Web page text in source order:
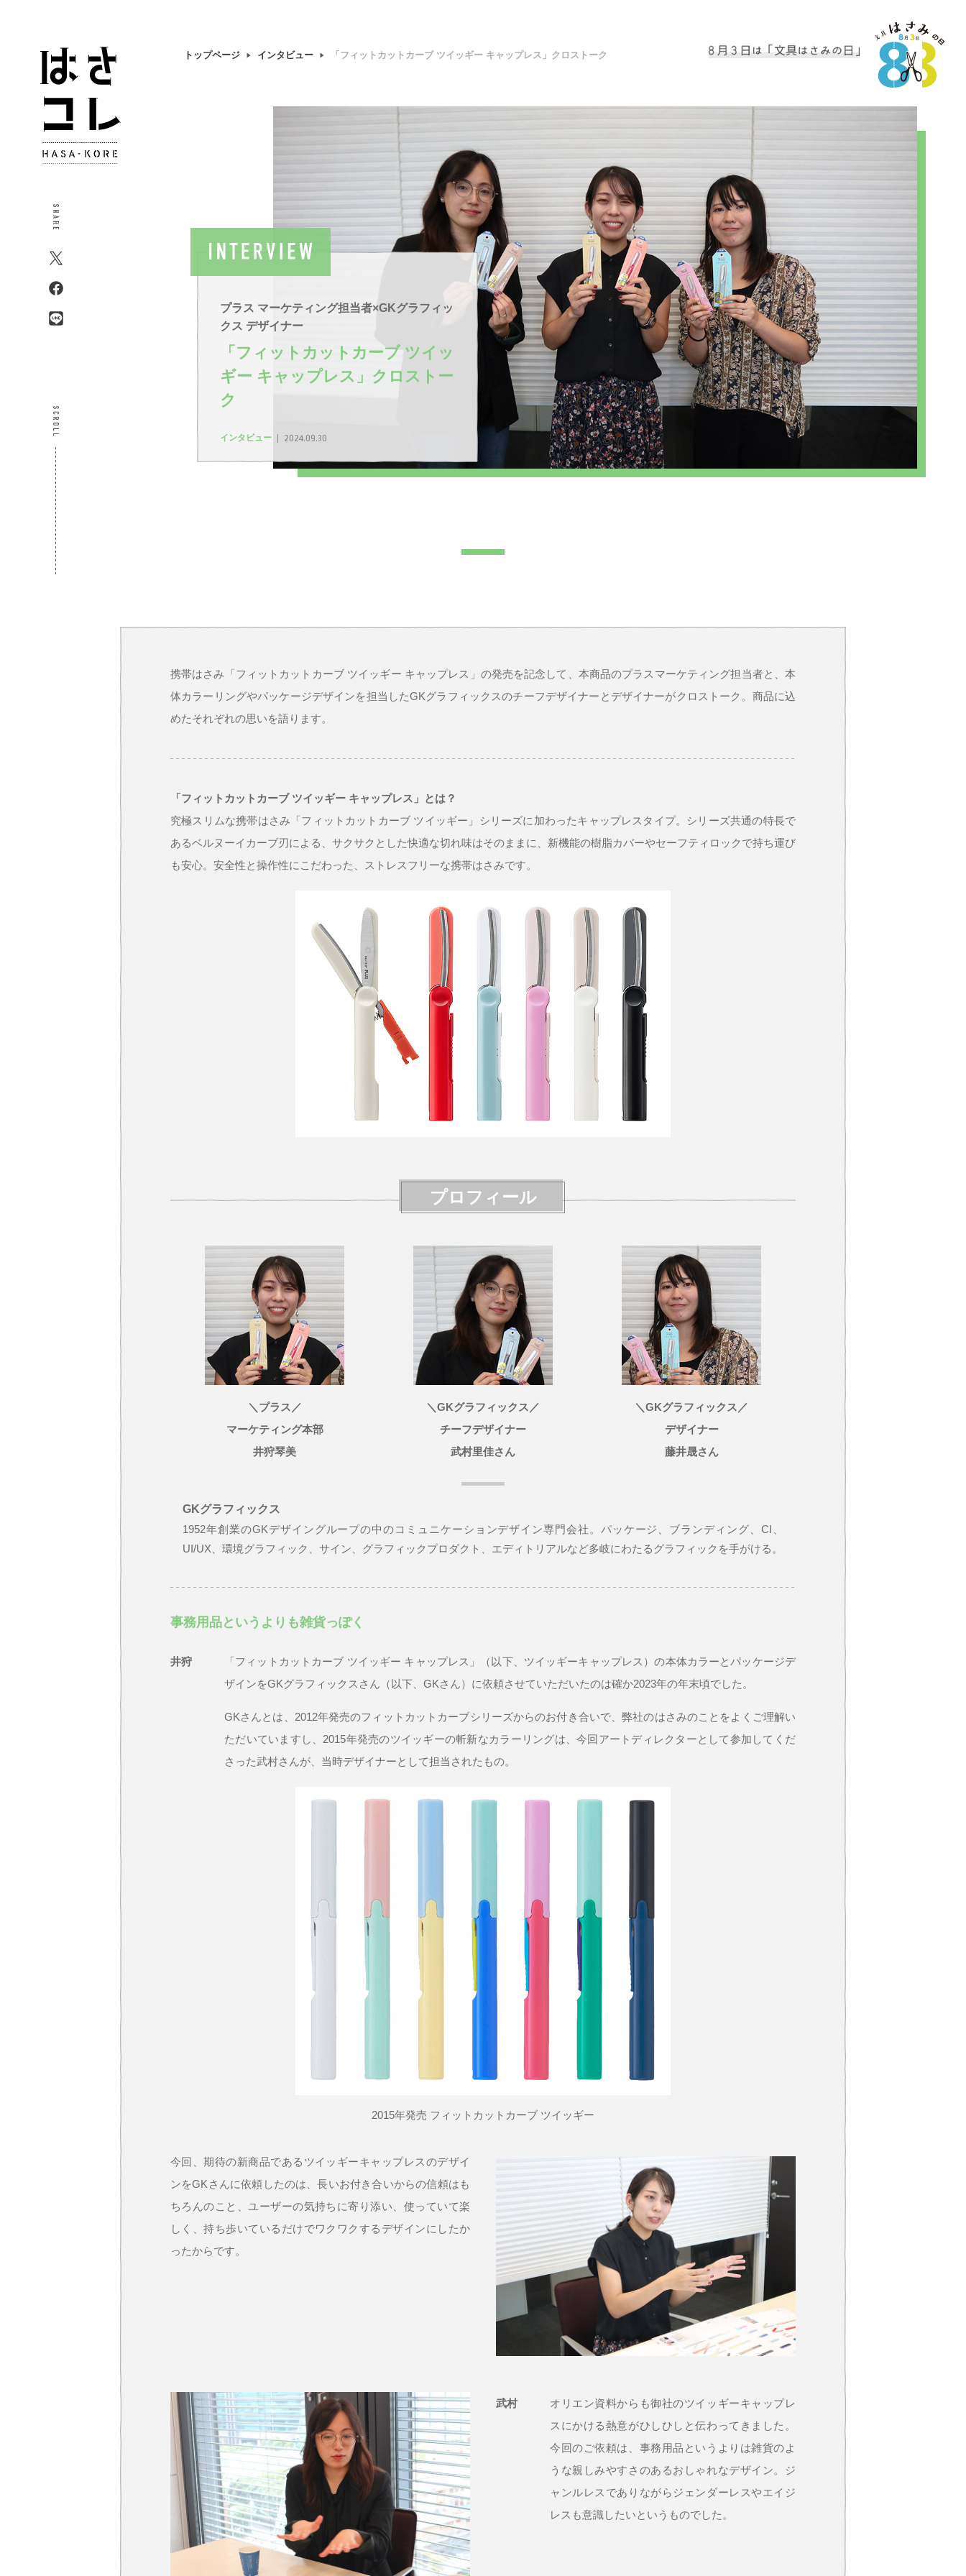
トップページ インタビュー 「フィットカットカーブ ツイッギー キャップレス」クロストーク
プラス マーケティング担当者×GKグラフィッ
クス デザイナー
「フィットカットカーブ ツイッ
ギー キャップレス」クロストー
ク
インタビュー 2024.09.30
携帯はさみ「フィットカットカーブ ツイッギー キャップレス」の発売を記念して、本商品のプラスマーケティング担当者と、本
体カラーリングやパッケージデザインを担当したGKグラフィックスのチーフデザイナーとデザイナーがクロストーク。商品に込
めたそれぞれの思いを語ります。
「フィットカットカーブ ツイッギー キャップレス」とは？
究極スリムな携帯はさみ「フィットカットカーブ ツイッギー」シリーズに加わったキャップレスタイプ。シリーズ共通の特長で
あるベルヌーイカーブ刃による、サクサクとした快適な切れ味はそのままに、新機能の樹脂カバーやセーフティロックで持ち運び
も安心。安全性と操作性にこだわった、ストレスフリーな携帯はさみです。
プロフィール
＼プラス／
マーケティング本部
井狩琴美
＼GKグラフィックス／
チーフデザイナー
武村里佳さん
＼GKグラフィックス／
デザイナー
藤井晟さん
GKグラフィックス
1952年創業のGKデザイングループの中のコミュニケーションデザイン専門会社。パッケージ、ブランディング、CI、
UI/UX、環境グラフィック、サイン、グラフィックプロダクト、エディトリアルなど多岐にわたるグラフィックを手がける。
事務用品というよりも雑貨っぽく
井狩
「フィットカットカーブ ツイッギー キャップレス」（以下、ツイッギーキャップレス）の本体カラーとパッケージデ
ザインをGKグラフィックスさん（以下、GKさん）に依頼させていただいたのは確か2023年の年末頃でした。
GKさんとは、2012年発売のフィットカットカーブシリーズからのお付き合いで、弊社のはさみのことをよくご理解い
ただいていますし、2015年発売のツイッギーの斬新なカラーリングは、今回アートディレクターとして参加してくだ
さった武村さんが、当時デザイナーとして担当されたもの。
2015年発売 フィットカットカーブ ツイッギー
今回、期待の新商品であるツイッギーキャップレスのデザイ
ンをGKさんに依頼したのは、長いお付き合いからの信頼はも
ちろんのこと、ユーザーの気持ちに寄り添い、使っていて楽
しく、持ち歩いているだけでワクワクするデザインにしたか
ったからです。
武村
オリエン資料からも御社のツイッギーキャップレ
スにかける熱意がひしひしと伝わってきました。
今回のご依頼は、事務用品というよりは雑貨のよ
うな親しみやすさのあるおしゃれなデザイン。ジ
ャンルレスでありながらジェンダーレスやエイジ
レスも意識したいというものでした。